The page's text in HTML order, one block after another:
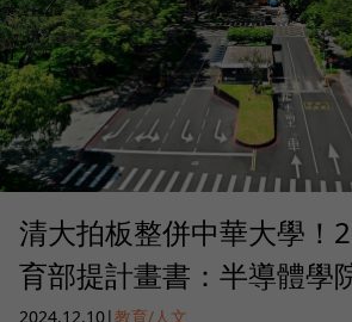
清大拍板整併中華大學！
育部提計畫書：半導體學
2024.12.10|教育/人文